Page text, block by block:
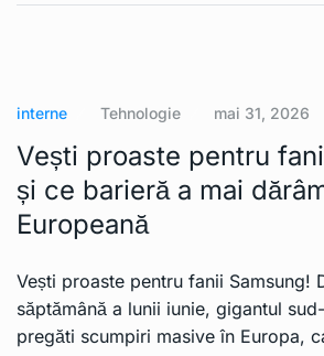
interne Tehnologie mai 31, 2026
Vești proaste pentru
și ce barieră a mai
Europeană
Vești proaste pentru fanii Samsung!
săptămână a lunii iunie, gigantul
pregăti scumpiri masive în Europa,